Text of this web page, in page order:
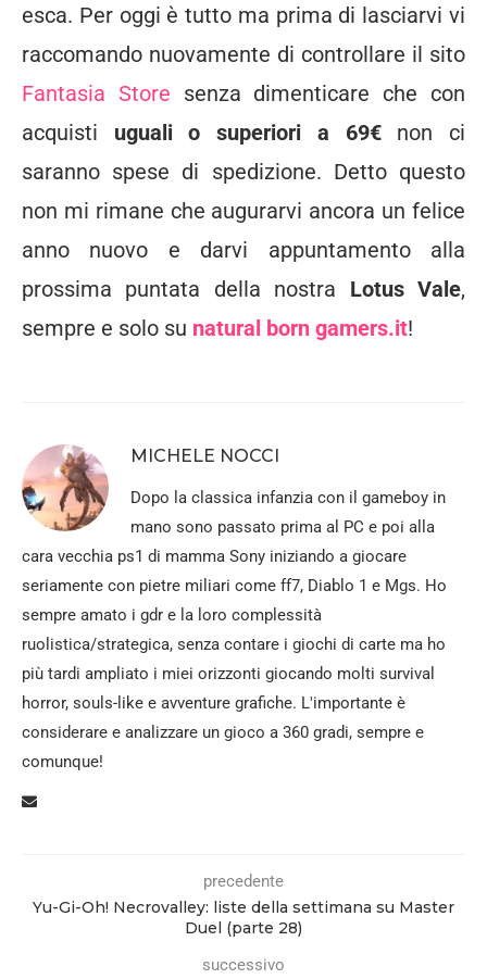
esca. Per oggi è tutto ma prima di lasciarvi vi
raccomando nuovamente di controllare il sito
Fantasia Store senza dimenticare che con
acquisti uguali o superiori a 69€non ci
saranno spese di spedizione. Detto questo
non mi rimane che augurarvi ancora un felice
anno nuovo e darvi appuntamento alla
prossima puntata della nostra Lotus Vale,
sempre e solo su natural born gamers.it!
MICHELE NOCCI
Dopo la classica infanzia con il gameboy in
mano sono passato prima al PC e poi alla
cara vecchia ps1 di mamma Sony iniziando a giocare
seriamente con pietre miliari come ff7, Diablo 1 e Mgs. Ho
sempre amato i gdr e la loro complessità
ruolistica/strategica, senza contare i giochi di carte ma ho
più tardi ampliato i miei orizzonti giocando molti survival
horror, souls-like e avventure grafiche. L'importante è
considerare e analizzare un gioco a 360 gradi, sempre e
comunque!
precedente
Yu-Gi-Oh! Necrovalley: liste della settimana su Master
Duel (parte 28)
successivo